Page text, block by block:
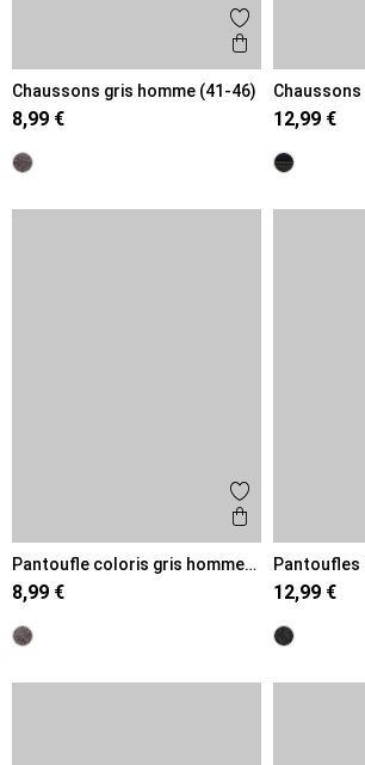
Ajouter aux
Aperçu rapide
Chaussons gris homme (41-46)
8,99 €
homme (40-
12,99 €
Ajouter aux
Aperçu rapide
Pantoufle coloris gris homme
(40-46)
8,99 €
Pantoufles
12,99 €